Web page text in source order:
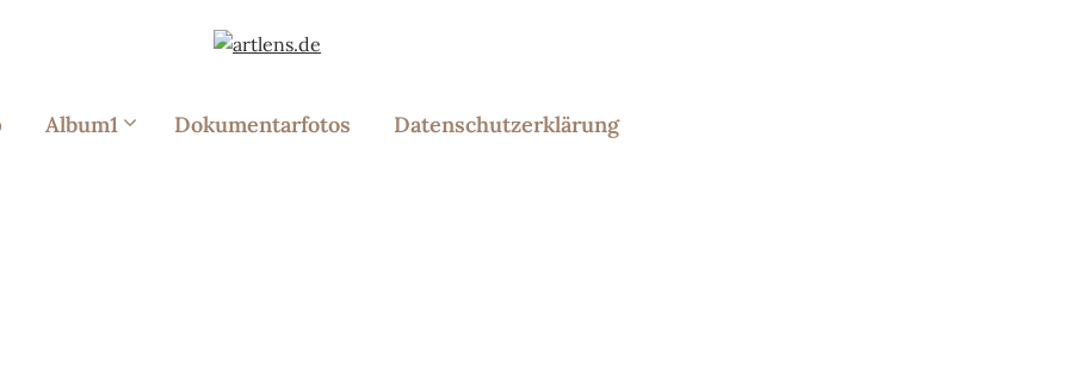
Album1 Dokumentarfotos Datenschutzerklärung